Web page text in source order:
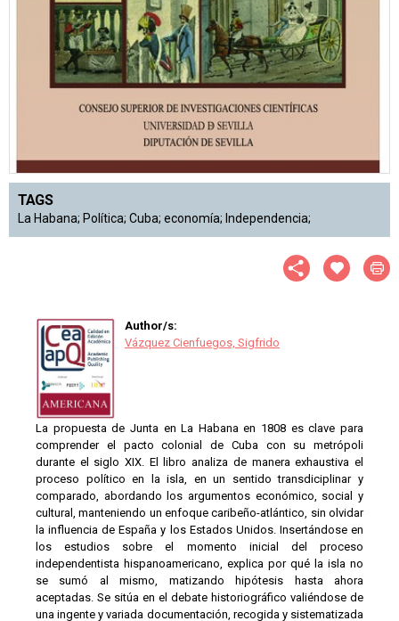
TAGS
La Habana; Política; Cuba; economía; Independencia;
Author/s:
Vázquez Cienfuegos, Sigfrido
La propuesta de Junta en La Habana en 1808 es clave para
comprender el pacto colonial de Cuba con su metrópoli
durante el siglo XIX. El libro analiza de manera exhaustiva el
proceso político en la isla, en un sentido transdiciplinar y
comparado, abordando los argumentos económico, social y
cultural, manteniendo un enfoque caribeño-atlántico, sin olvidar
la influencia de España y los Estados Unidos. Insertándose en
los estudios sobre el momento inicial del proceso
independentista hispanoamericano, explica por qué la isla no
se sumó al mismo, matizando hipótesis hasta ahora
aceptadas. Se sitúa en el debate historiográfico valiéndose de
una ingente y variada documentación, recogida y sistematizada